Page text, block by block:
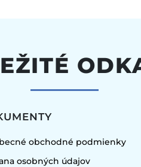
obchodné podmienky
osobných údajov